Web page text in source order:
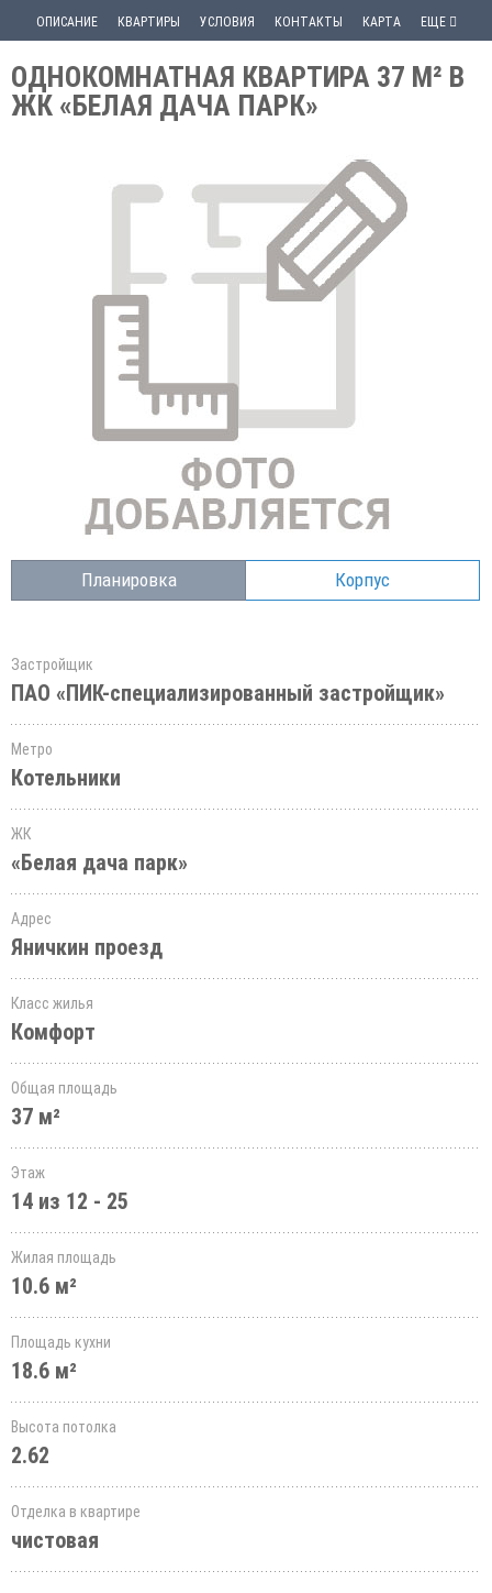
ОПИСАНИЕ КВАРТИРЫ УСЛОВИЯ КОНТАКТЫ КАРТА ЕЩЕ
ОДНОКОМНАТНАЯ КВАРТИРА 37 М² В
ЖК «БЕЛАЯ ДАЧА ПАРК»
Планировка Корпус
Застройщик
ПАО «ПИК-специализированный застройщик»
Метро
Котельники
ЖК
«Белая дача парк»
Адрес
Яничкин проезд
Класс жилья
Комфорт
Общая площадь
37 м²
Этаж
14 из 12 - 25
Жилая площадь
10.6 м²
Площадь кухни
18.6 м²
Высота потолка
2.62
Отделка в квартире
чистовая